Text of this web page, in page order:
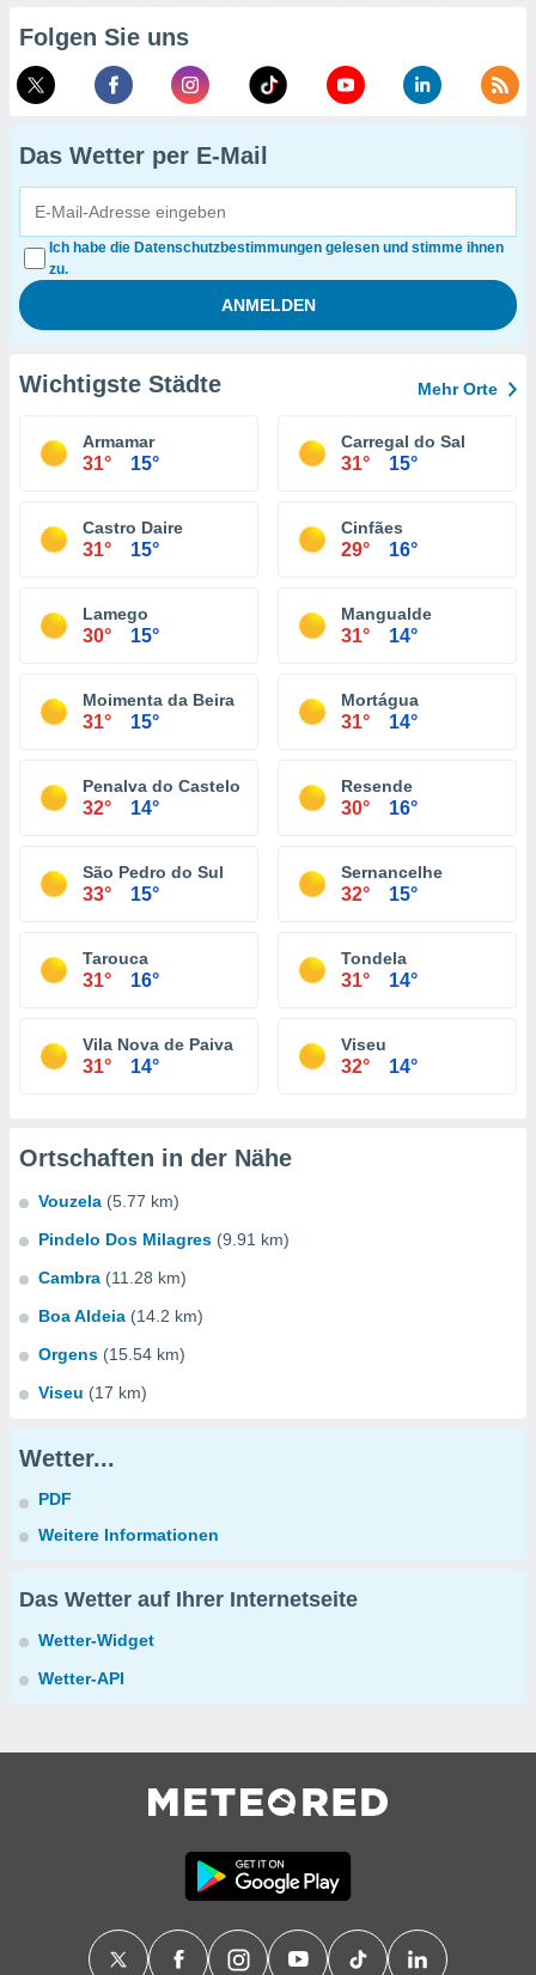
Folgen Sie uns
Das Wetter per E-Mail
Ich habe die Datenschutzbestimmungen gelesen und stimme ihnen
zu.
Wichtigste Städte Mehr Orte
Armamar
31° 15°
Carregal do Sal
31° 15°
Castro Daire
31° 15°
Cinfães
29° 16°
Lamego
30° 15°
Mangualde
31° 14°
Moimenta da Beira
31° 15°
Mortágua
31° 14°
Penalva do Castelo
32° 14°
Resende
30° 16°
São Pedro do Sul
33° 15°
Sernancelhe
32° 15°
Tarouca
31° 16°
Tondela
31° 14°
Vila Nova de Paiva
31° 14°
Viseu
32° 14°
Ortschaften in der Nähe
Vouzela (5.77 km)
Pindelo Dos Milagres (9.91 km)
Cambra (11.28 km)
Boa Aldeia (14.2 km)
Orgens (15.54 km)
Viseu (17 km)
Wetter...
PDF
Weitere Informationen
Das Wetter auf Ihrer Internetseite
Wetter-Widget
Wetter-API